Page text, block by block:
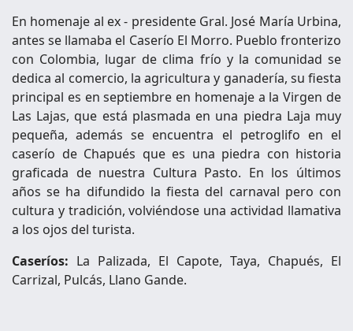
En homenaje al ex - presidente Gral. José María Urbina,
antes se llamaba el Caserío El Morro. Pueblo fronterizo
con Colombia, lugar de clima frío y la comunidad se
dedica al comercio, la agricultura y ganadería, su fiesta
principal es en septiembre en homenaje a la Virgen de
Las Lajas, que está plasmada en una piedra Laja muy
pequeña, además se encuentra el petroglifo en el
caserío de Chapués que es una piedra con historia
graficada de nuestra Cultura Pasto. En los últimos
años se ha difundido la fiesta del carnaval pero con
cultura y tradición, volviéndose una actividad llamativa
a los ojos del turista.
Caseríos: La Palizada, El Capote, Taya, Chapués, El
Carrizal, Pulcás, Llano Gande.